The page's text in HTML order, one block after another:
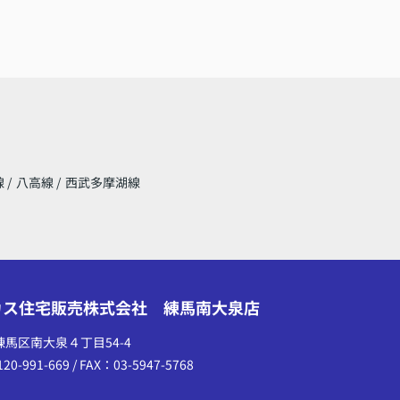
/ 八高線 / 西武多摩湖線
ス住宅販売株式会社 練馬南大泉店
馬区南大泉４丁目54-4
991-669 / FAX：03-5947-5768